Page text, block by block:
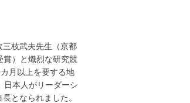
枝武夫先生（京都
）と熾烈な研究競
月以上を要する地
日本人がリーダーシ
となられました。